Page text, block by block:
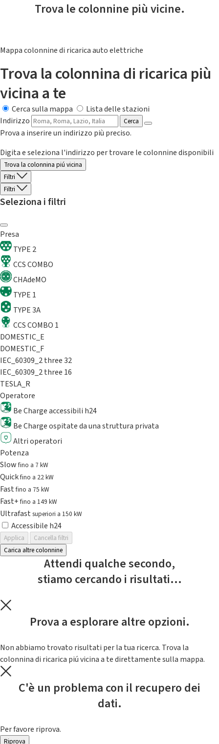
Trova le colonnine più vicine.
Mappa colonnine di ricarica auto elettriche
Trova la colonnina di ricarica più
vicina a te
Cerca sulla mappa
Lista delle stazioni
Indirizzo
Cerca
Prova a inserire un indirizzo più preciso.
Digita e seleziona l'indirizzo per trovare le colonnine disponibili
Trova la colonnina piú vicina
Filtri
Filtri
Seleziona i filtri
Presa
TYPE 2
CCS COMBO
CHAdeMO
TYPE 1
TYPE 3A
CCS COMBO 1
DOMESTIC_E
DOMESTIC_F
IEC_60309_2 three 32
IEC_60309_2 three 16
TESLA_R
Operatore
Be Charge accessibili h24
Be Charge ospitate da una struttura privata
Altri operatori
Potenza
Slowfino a 7 kW
Quickfino a 22 kW
Fastfino a 75 kW
Fast+fino a 149 kW
Ultrafast superiori a 150 kW
Accessibile h24
Applica
Cancella filtri
Carica altre colonnine
Attendi qualche secondo,
stiamo cercando i risultati...
Prova a esplorare altre opzioni.
Non abbiamo trovato risultati per la tua ricerca. Trova la
colonnina di ricarica piú vicina a te direttamente sulla mappa.
C'è un problema con il recupero dei
dati.
Per favore riprova.
Riprova